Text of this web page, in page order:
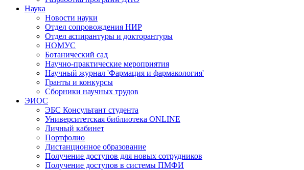
Наука
Новости науки
Отдел сопровождения НИР
Отдел аспирантуры и докторантуры
НОМУС
Ботанический сад
Научно-практические мероприятия
Научный журнал 'Фармация и фармакология'
Гранты и конкурсы
Сборники научных трудов
ЭИОС
ЭБС Консультант студента
Университетская библиотека ONLINE
Личный кабинет
Портфолио
Дистанционное образование
Получение доступов для новых сотрудников
Получение доступов в системы ПМФИ